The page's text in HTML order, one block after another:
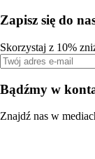
Zapisz się do
Skorzystaj z 10%
Bądźmy w
Znajdź nas w